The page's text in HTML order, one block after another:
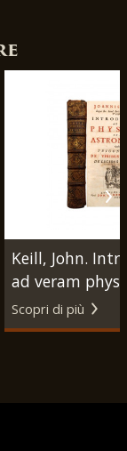
Keill, John.
ad veram
veram
Quibus
Scopri di più